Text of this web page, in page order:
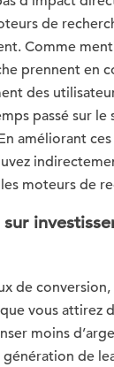
de
Comme
prennent en
des
passé sur le
améliorant
moteurs de
de conversion,
vous attirez
moins
de